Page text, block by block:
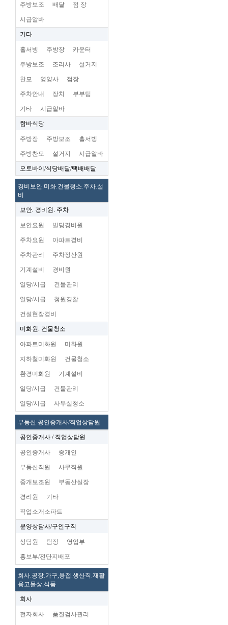
주방보조 배달 점 장
시급알바
기타
홀서빙 주방장 카운터
주방보조 조리사 설거지
찬모 영양사 점장
주차안내 장치 부부팀
기타 시급알바
함바식당
주방장 주방보조 홀서빙
주방찬모 설거지 시급알바
오토바이/식당배달/택배배달
경비보안.미화.건물청소.주차.설
비
보안. 경비원. 주차
보안요원 빌딩경비원
주차요원 아파트경비
주차관리 주차정산원
기계설비 경비원
일당/시급 건물관리
일당/시급 청원경찰
건설현장경비
미화원. 건물청소
아파트미화원 미화원
지하철미화원 건물청소
환경미화원 기계설비
일당/시급 건물관리
일당/시급 사무실청소
부동산 공인중개사/직업상담원
공인중개사 / 직업상담원
공인중개사 중개인
부동산직원 사무직원
중개보조원 부동산실장
경리원 기타
직업소개소파트
분양상담사/구인구직
상담원 팀장 영업부
홍보부/전단지배포
회사.공장.가구,용접.생산직.재활
용고물상,식품
회사
전자회사 품질검사관리